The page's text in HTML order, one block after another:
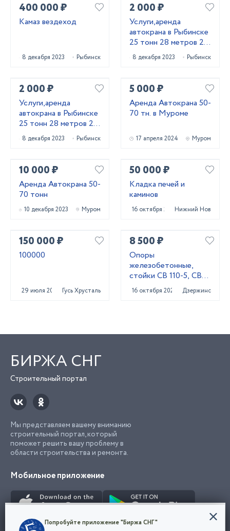
400 000 ₽
Камаз вездеход
8 декабря 2023 Рыбинск
2 000 ₽
Услуги,аренда
автокрана в Рыбинске
25 тонн 28 метров 22
метра
8 декабря 2023 Рыбинск
2 000 ₽
Услуги,аренда
автокрана в Рыбинске
25 тонн 28 метров 22
метра
8 декабря 2023 Рыбинск
5 000 ₽
Аренда Автокрана 50-
70 тн. в Муроме
17 апреля 2024 Муром
10 000 ₽
Аренда Автокрана 50-
70 тонн
10 декабря 2023 Муром
50 000 ₽
Кладка печей и
каминов
16 октября 2023Нижний Новгород
150 000 ₽
100000
29 июля 2023 Гусь Хрустальный
8 500 ₽
Опоры
железобетонные,
стойки СВ 110-5, СВ
95-3
16 октября 2025 Дзержинск
БИРЖА СНГ
Строительный портал
Мы представляем вашему вниманию
строительный портал, который
поможет решить вашу проблему в
области строительства и ремонта.
Мобильное приложение
Конфиденциальность
Попробуйте приложение "Биржа СНГ"